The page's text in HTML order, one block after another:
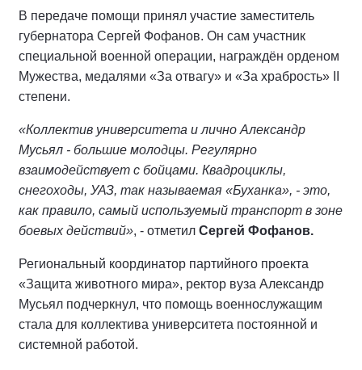
В передаче помощи принял участие заместитель
губернатора Сергей Фофанов. Он сам участник
специальной военной операции, награждён орденом
Мужества, медалями «За отвагу» и «За храбрость» II
степени.
«Коллектив университета и лично Александр
Мусьял - большие молодцы. Регулярно
взаимодействует с бойцами. Квадроциклы,
снегоходы, УАЗ, так называемая «Буханка», - это,
как правило, самый используемый транспорт в зоне
боевых действий», - отметил Сергей Фофанов.
Региональный координатор партийного проекта
«Защита животного мира», ректор вуза Александр
Мусьял подчеркнул, что помощь военнослужащим
стала для коллектива университета постоянной и
системной работой.